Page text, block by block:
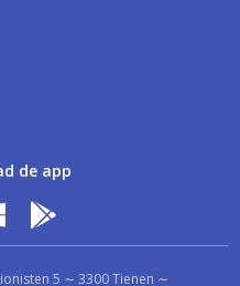
de app
5 ∼ 3300 Tienen ∼